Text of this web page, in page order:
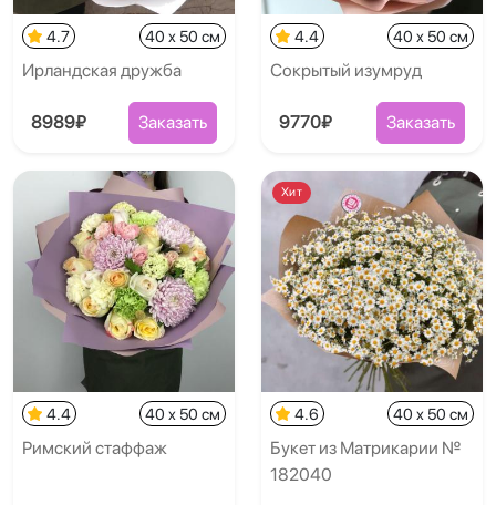
4.7 40 x 50 см
Ирландская дружба
8989₽ Заказать
4.4 40 x 50 см
Сокрытый изумруд
9770₽ Заказать
4.4 40 x 50 см
Римский стаффаж
Хит
4.6 40 x 50 см
Букет из Матрикарии №
182040